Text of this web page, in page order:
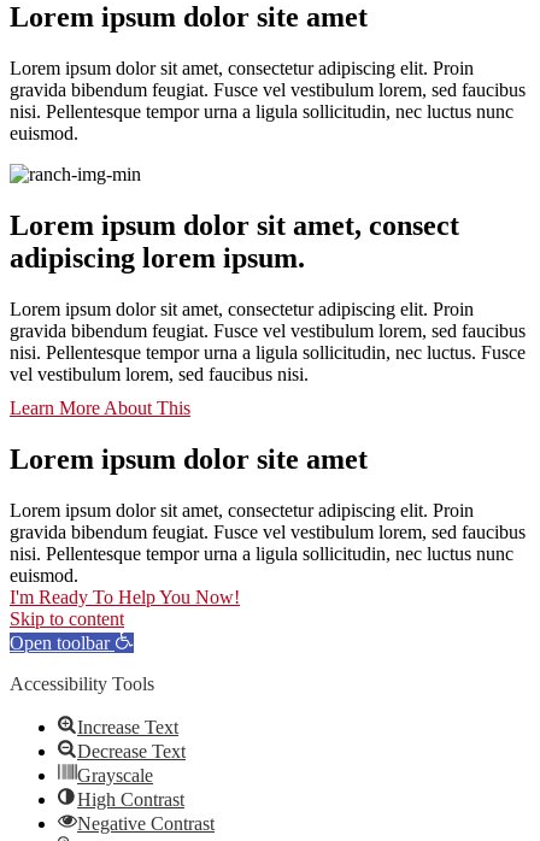
Lorem ipsum dolor site amet
Lorem ipsum dolor sit amet, consectetur adipiscing elit. Proin
gravida bibendum feugiat. Fusce vel vestibulum lorem, sed faucibus
nisi. Pellentesque tempor urna a ligula sollicitudin, nec luctus nunc
euismod.
Lorem ipsum dolor sit amet, consect
adipiscing lorem ipsum.
Lorem ipsum dolor sit amet, consectetur adipiscing elit. Proin
gravida bibendum feugiat. Fusce vel vestibulum lorem, sed faucibus
nisi. Pellentesque tempor urna a ligula sollicitudin, nec luctus. Fusce
vel vestibulum lorem, sed faucibus nisi.
Learn More About This
Lorem ipsum dolor site amet
Lorem ipsum dolor sit amet, consectetur adipiscing elit. Proin
gravida bibendum feugiat. Fusce vel vestibulum lorem, sed faucibus
nisi. Pellentesque tempor urna a ligula sollicitudin, nec luctus nunc
euismod.
I'm Ready To Help You Now!
Skip to content
Open toolbar
Accessibility Tools
Increase Text
Decrease Text
Grayscale
High Contrast
Negative Contrast